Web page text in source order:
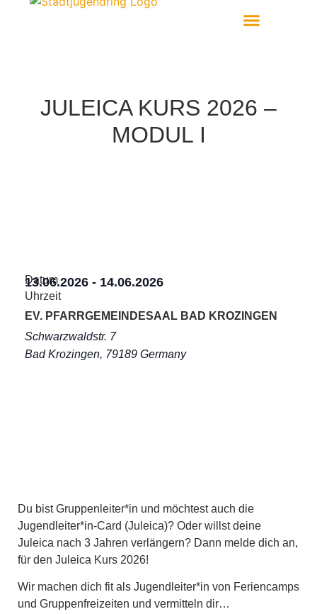
JULEICA KURS 2026 –
MODUL I
Datum
13.06.2026 - 14.06.2026
Uhrzeit
EV. PFARRGEMEINDESAAL BAD KROZINGEN
Schwarzwaldstr. 7
Bad Krozingen, 79189 Germany
Du bist Gruppenleiter*in und möchtest auch die
Jugendleiter*in-Card (Juleica)? Oder willst deine
Juleica nach 3 Jahren verlängern? Dann melde dich an,
für den Juleica Kurs 2026!
Wir machen dich fit als Jugendleiter*in von Feriencamps
und Gruppenfreizeiten und vermitteln dir…